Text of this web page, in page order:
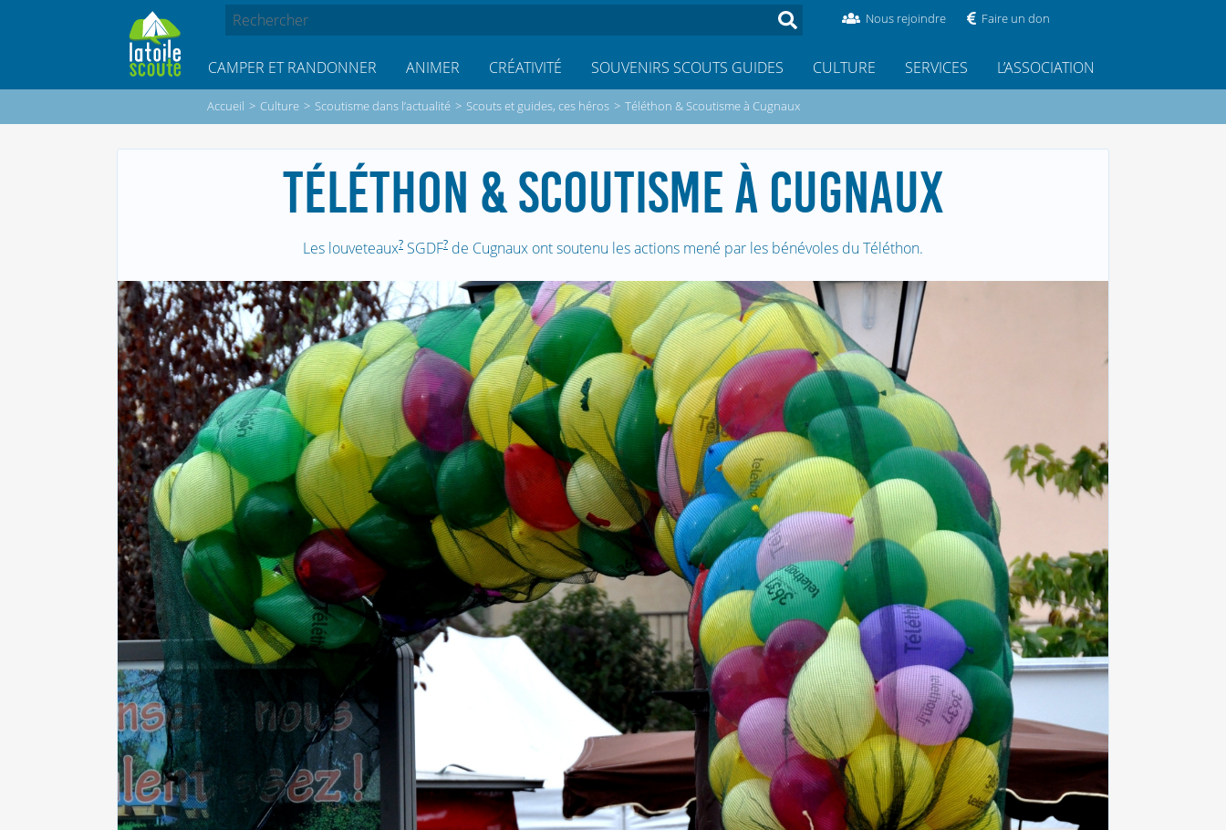
Nous rejoindre Faire un don
CAMPER ET RANDONNER ANIMER CRÉATIVITÉ SOUVENIRS SCOUTS GUIDES CULTURE SERVICES L’ASSOCIATION
Accueil > Culture > Scoutisme dans l’actualité > Scouts et guides, ces héros > Téléthon & Scoutisme à Cugnaux
TÉLÉTHON & SCOUTISME À CUGNAUX
Les louveteaux? SGDF? de Cugnaux ont soutenu les actions mené par les bénévoles du Téléthon.